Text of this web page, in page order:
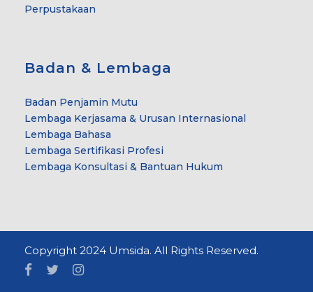
Perpustakaan
Badan & Lembaga
Badan Penjamin Mutu
Lembaga Kerjasama & Urusan Internasional
Lembaga Bahasa
Lembaga Sertifikasi Profesi
Lembaga Konsultasi & Bantuan Hukum
Copyright 2024 Umsida. All Rights Reserved.